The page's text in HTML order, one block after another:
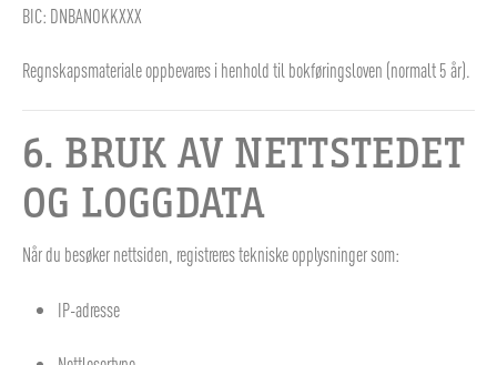
BIC: DNBANOKKXXX
Regnskapsmateriale oppbevares i henhold til bokføringsloven (normalt 5 år).
6. BRUK AV NETTSTEDET
OG LOGGDATA
Når du besøker nettsiden, registreres tekniske opplysninger som:
IP-adresse